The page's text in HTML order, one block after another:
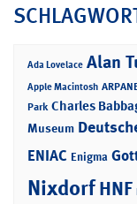
Ada Lovelace Alan
Apple Macintosh
Park Charles
Museum
ENIAC Enigma
NixdorfHNF